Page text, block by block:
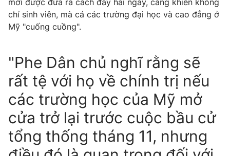
mới được đưa ra cách đây hai ngày, càng khiến không
chỉ sinh viên, mà cả các trường đại học và cao đẳng ở
Mỹ "cuống cuồng".
"Phe Dân chủ nghĩ rằng sẽ
rất tệ với họ về chính trị nếu
các trường học của Mỹ mở
cửa trở lại trước cuộc bầu cử
tổng thống tháng 11, nhưng